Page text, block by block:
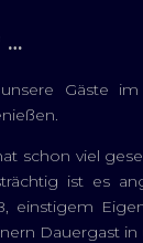
…
Gäste
schon viel
ist es
einstigem
Dauergast